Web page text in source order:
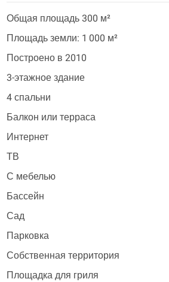
Общая площадь 300 м²
Площадь земли: 1 000 м²
Построено в 2010
3-этажное здание
4 спальни
Балкон или терраса
Интернет
ТВ
С мебелью
Бассейн
Сад
Парковка
Собственная территория
Площадка для гриля